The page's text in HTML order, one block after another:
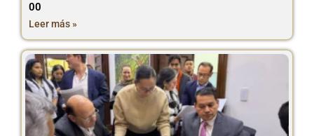
00
Leer más »